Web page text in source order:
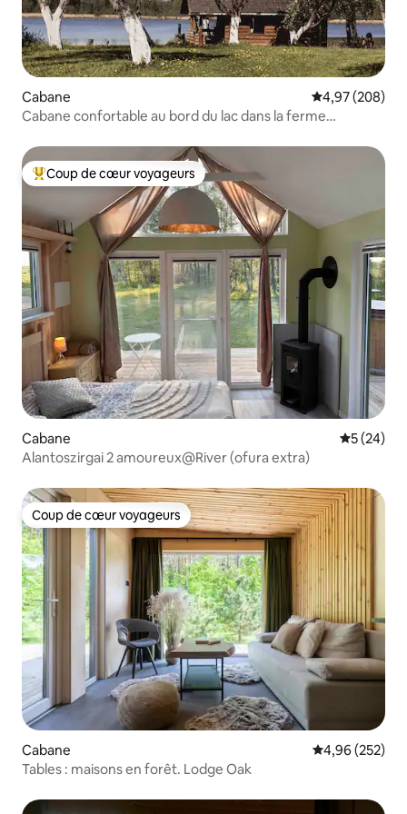
Cabane Évaluation
4,97 (208)
Cabane confortable au bord du lac dans la ferme
Coups de cœur voyageurs les plus appréciés
Coup de cœur voyageurs
Cabane
5 (24)
Alantoszirgai 2 amoureux@River (ofura extra)
Coup de cœur voyageurs
Coup de cœur voyageurs
Cabane Évaluation
4,96 (252)
Tables : maisons en forêt. Lodge Oak